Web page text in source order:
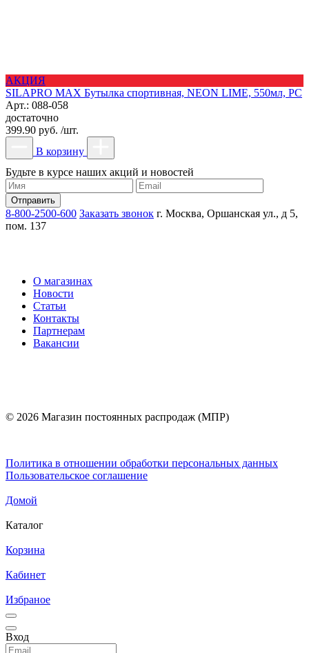
АКЦИЯ
SILAPRO MAX Бутылка спортивная, NEON LIME, 550мл, РС
Арт.: 088-058
достаточно
399.90 руб. /шт.
В корзину
Будьте в курсе наших акций и новостей
8-800-2500-600 Заказать звонок г. Москва, Оршанская ул., д 5,
пом. 137
О магазинах
Новости
Статьи
Контакты
Партнерам
Вакансии
© 2026 Магазин постоянных распродаж (МПР)
Политика в отношении обработки персональных данных
Пользовательское соглашение
Домой
Каталог
Корзина
Кабинет
Избраное
Вход